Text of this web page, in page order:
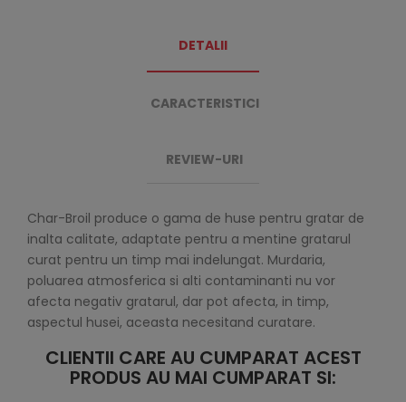
DETALII
CARACTERISTICI
REVIEW-URI
Char-Broil produce o gama de huse pentru gratar de
inalta calitate, adaptate pentru a mentine gratarul
curat pentru un timp mai indelungat. Murdaria,
poluarea atmosferica si alti contaminanti nu vor
afecta negativ gratarul, dar pot afecta, in timp,
aspectul husei, aceasta necesitand curatare.
CLIENTII CARE AU CUMPARAT ACEST
PRODUS AU MAI CUMPARAT SI: